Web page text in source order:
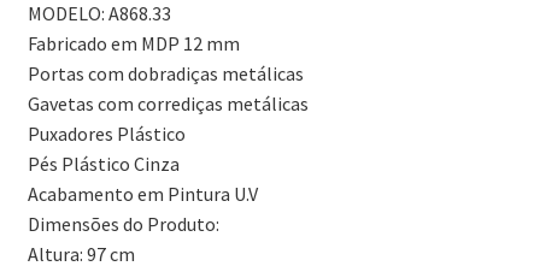
MODELO: A868.33
Fabricado em MDP 12 mm
Portas com dobradiças metálicas
Gavetas com corrediças metálicas
Puxadores Plástico
Pés Plástico Cinza
Acabamento em Pintura U.V
Dimensões do Produto:
Altura: 97 cm